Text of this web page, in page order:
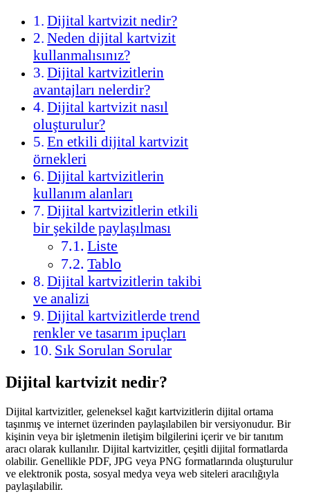
Dijital kartvizit nedir?
Neden dijital kartvizit
kullanmalısınız?
Dijital kartvizitlerin
avantajları nelerdir?
Dijital kartvizit nasıl
oluşturulur?
En etkili dijital kartvizit
örnekleri
Dijital kartvizitlerin
kullanım alanları
Dijital kartvizitlerin etkili
bir şekilde paylaşılması
Liste
Tablo
Dijital kartvizitlerin takibi
ve analizi
Dijital kartvizitlerde trend
renkler ve tasarım ipuçları
Sık Sorulan Sorular
Dijital kartvizit nedir?
Dijital kartvizitler, geleneksel kağıt kartvizitlerin dijital ortama
taşınmış ve internet üzerinden paylaşılabilen bir versiyonudur. Bir
kişinin veya bir işletmenin iletişim bilgilerini içerir ve bir tanıtım
aracı olarak kullanılır. Dijital kartvizitler, çeşitli dijital formatlarda
olabilir. Genellikle PDF, JPG veya PNG formatlarında oluşturulur
ve elektronik posta, sosyal medya veya web siteleri aracılığıyla
paylaşılabilir.